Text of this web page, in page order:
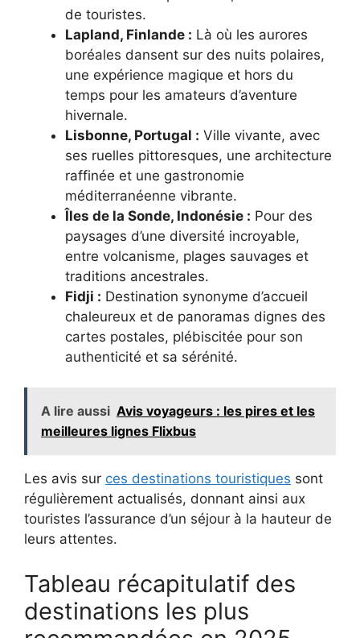
de touristes.
Lapland, Finlande : Là où les aurores
boréales dansent sur des nuits polaires,
une expérience magique et hors du
temps pour les amateurs d’aventure
hivernale.
Lisbonne, Portugal : Ville vivante, avec
ses ruelles pittoresques, une architecture
raffinée et une gastronomie
méditerranéenne vibrante.
Îles de la Sonde, Indonésie : Pour des
paysages d’une diversité incroyable,
entre volcanisme, plages sauvages et
traditions ancestrales.
Fidji : Destination synonyme d’accueil
chaleureux et de panoramas dignes des
cartes postales, plébiscitée pour son
authenticité et sa sérénité.
A lire aussi Avis voyageurs : les pires et les
meilleures lignes Flixbus
Les avis sur ces destinations touristiques sont
régulièrement actualisés, donnant ainsi aux
touristes l’assurance d’un séjour à la hauteur de
leurs attentes.
Tableau récapitulatif des
destinations les plus